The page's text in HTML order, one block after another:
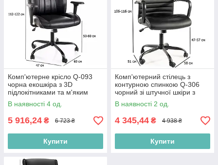
Комп'ютерне крісло Q-093
чорна екошкіра з 3D
підлокітниками та м'яким
підголівником
В наявності 4 од.
5 916,24 ₴ 6 723 ₴
Купити
Комп'ютерний стілець з
контурною спинкою Q-306
чорний зі штучної шкіри з
підлокітниками в кабінет
В наявності 2 од.
4 345,44 ₴ 4 938 ₴
Купити